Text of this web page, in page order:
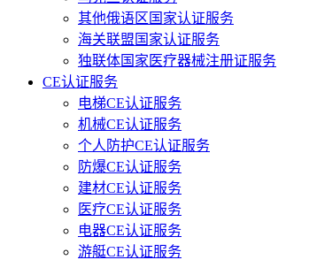
其他俄语区国家认证服务
海关联盟国家认证服务
独联体国家医疗器械注册证服务
CE认证服务
电梯CE认证服务
机械CE认证服务
个人防护CE认证服务
防爆CE认证服务
建材CE认证服务
医疗CE认证服务
电器CE认证服务
游艇CE认证服务